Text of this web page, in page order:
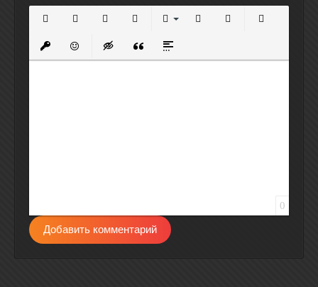
Вставить защищенную ссылку
Вставить смайлик
Вставка скрытого текста
Вставка цитаты
Вставка спойлера
0
Добавить комментарий